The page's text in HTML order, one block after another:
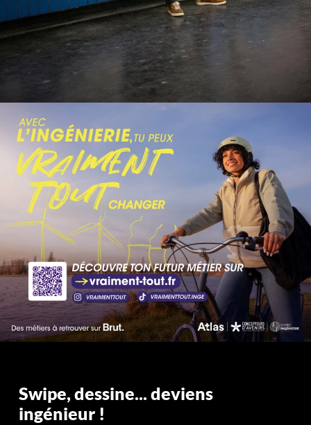
Swipe, dessine... deviens
ingénieur !